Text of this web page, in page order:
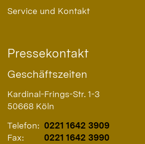
Service und Kontakt
Pressekontakt
Geschäftszeiten
Kardinal-Frings-Str. 1-3
50668 Köln
Telefon: 0221 1642 3909
Fax:
0221 1642 3990